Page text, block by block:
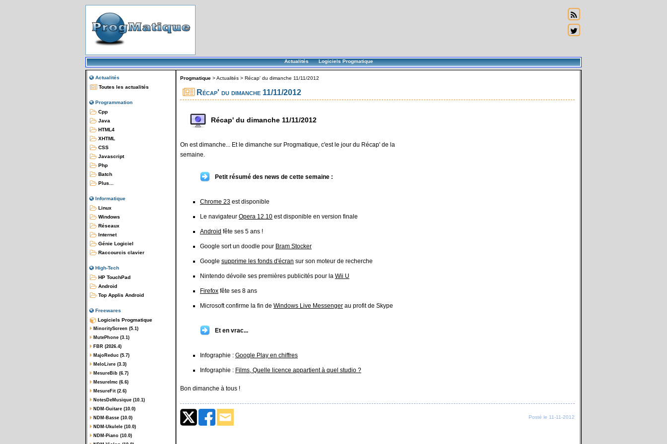
Actualités Logiciels Progmatique
Actualités
Toutes les actualités
Programmation
Cpp
Java
HTML4
XHTML
CSS
Javascript
Php
Batch
Plus...
Informatique
Linux
Windows
Réseaux
Internet
Génie Logiciel
Raccourcis clavier
High-Tech
HP TouchPad
Android
Top Applis Android
Freewares
Logiciels Progmatique
MinorityScreen (5.1)
MutePhone (3.1)
FBR (2026.4)
MajoReduc (5.7)
MeloLivre (3.3)
MesureBib (6.7)
MesureImc (6.6)
MesureFit (2.6)
NotesDeMusique (10.1)
NDM-Guitare (10.0)
NDM-Basse (10.0)
NDM-Ukulele (10.0)
NDM-Piano (10.0)
Progmatique >Actualités > Récap' du dimanche 11/11/2012
Récap' du dimanche 11/11/2012
Récap' du dimanche 11/11/2012
On est dimanche... Et le dimanche sur Progmatique, c'est le jour du Récap' de la
semaine.
Petit résumé des news de cette semaine :
Chrome 23 est disponible
Le navigateur Opera 12.10 est disponible en version finale
Android fête ses 5 ans !
Google sort un doodle pour Bram Stocker
Google supprime les fonds d'écran sur son moteur de recherche
Nintendo dévoile ses premières publicités pour la Wii U
Firefox fête ses 8 ans
Microsoft confirme la fin de Windows Live Messenger au profit de Skype
Et en vrac...
Infographie : Google Play en chiffres
Infographie : Films, Quelle licence appartient à quel studio ?
Bon dimanche à tous !
Posté le 11-11-2012